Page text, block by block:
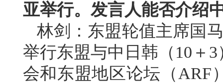
亚举行。发言人能否介绍
林剑：东盟轮值主席国
举行东盟与中日韩（10＋
会和东盟地区论坛（ARF